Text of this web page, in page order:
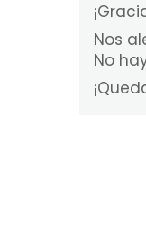
Nos
No